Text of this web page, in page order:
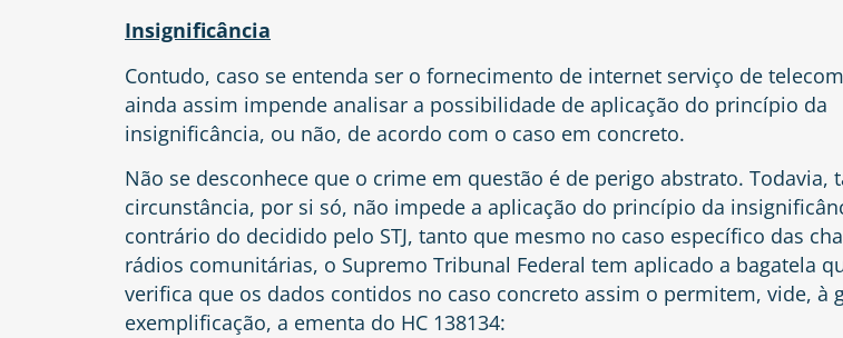
Insignificância
Contudo, caso se entenda ser o fornecimento de internet serviço de
ainda assim impende analisar a possibilidade de aplicação do princípio da
insignificância, ou não, de acordo com o caso em concreto.
Não se desconhece que o crime em questão é de perigo abstrato. Todavia,
circunstância, por si só, não impede a aplicação do princípio da
contrário do decidido pelo STJ, tanto que mesmo no caso específico das
rádios comunitárias, o Supremo Tribunal Federal tem aplicado a bagatela
verifica que os dados contidos no caso concreto assim o permitem, vide, à
exemplificação, a ementa do HC 138134: